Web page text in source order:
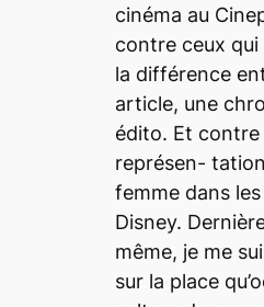
cinéma au
contre ceux
la différence
article, une
édito. Et contre
représen-
femme dans
Disney.
même, je me
sur la place